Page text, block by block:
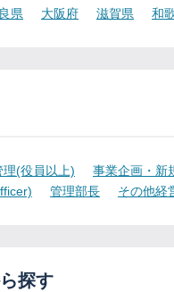
県 大阪府 滋賀県 和
理(役員以上) 事業企画・新
管理部長 その他経
探す